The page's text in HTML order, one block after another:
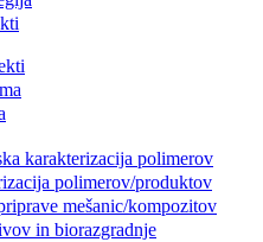
karakterizacija polimerov
polimerov/produktov
mešanic/kompozitov
in biorazgradnje